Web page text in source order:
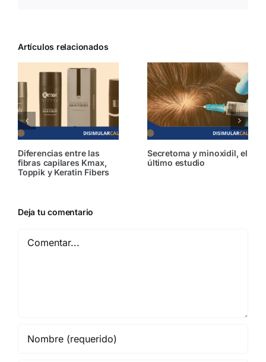
Artículos relacionados
entre las
Kmax,
Keratin Fibers
Secretoma y minoxidil, el
último estudio
Deja tu comentario